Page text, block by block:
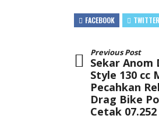
FACEBOOK TWITTER
Previous Post
Sekar Anom
Style 130 cc
Pecahkan
Drag Bike
Cetak